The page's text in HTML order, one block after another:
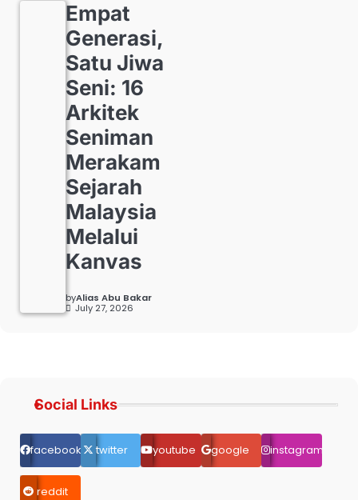
Empat
Generasi,
Satu Jiwa
Seni: 16
Arkitek
Seniman
Merakam
Sejarah
Malaysia
Melalui
Kanvas
byAlias Abu Bakar
July 27, 2026
Social Links
facebook.comtwitter youtube google instagram
reddit